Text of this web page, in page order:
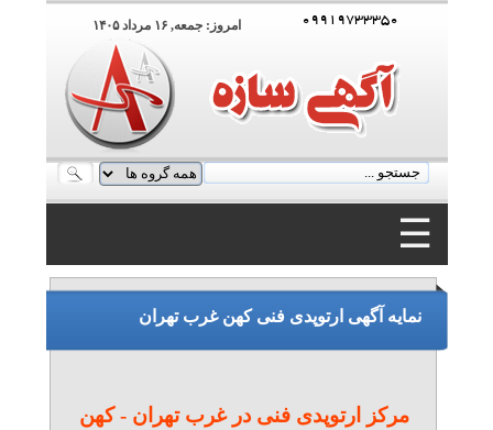
امروز: جمعه, ۱۶ مرداد ۱۴۰۵
☰
۰۹۹۱۹۷۳۳۳۵۰
۰۹۹۱۹۷۳۳۳۵۰
نمایه آگهی ارتوپدی فنی کهن غرب تهران
مرکز ارتوپدی فنی در غرب تهران - کهن